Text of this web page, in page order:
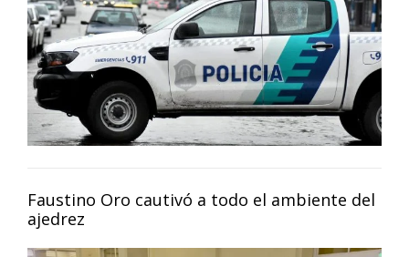
Faustino Oro cautivó a todo el ambiente del
ajedrez